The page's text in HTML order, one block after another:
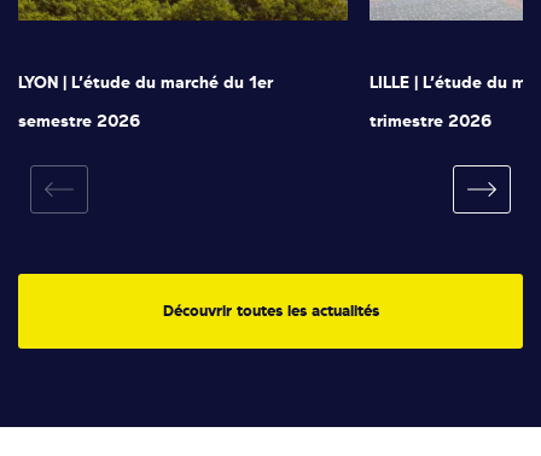
LYON | L’étude du marché du 1er
semestre 2026
LILLE | L’étude du
trimestre 2026
Découvrir toutes les actualités